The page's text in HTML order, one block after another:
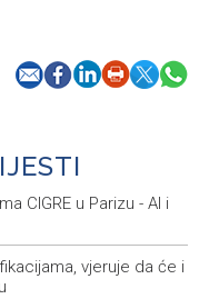
CIGRE u Parizu - AI i
vjeruje da će i